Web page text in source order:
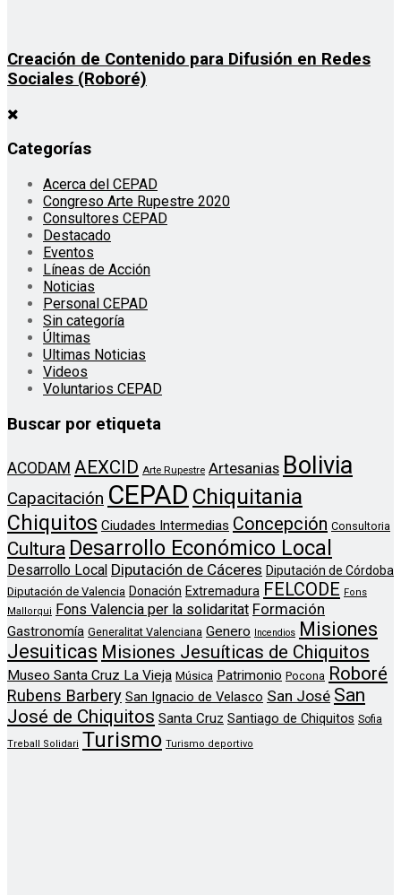
Creación de Contenido para Difusión en Redes
Sociales (Roboré)
Categorías
Acerca del CEPAD
Congreso Arte Rupestre 2020
Consultores CEPAD
Destacado
Eventos
Líneas de Acción
Noticias
Personal CEPAD
Sin categoría
Últimas
Ultimas Noticias
Videos
Voluntarios CEPAD
Buscar por etiqueta
ACODAM AEXCID Arte Rupestre Artesanias Bolivia
Capacitación CEPAD Chiquitania
Chiquitos Ciudades Intermedias Concepción Consultoria
Cultura Desarrollo Económico Local
Desarrollo Local Diputación de Cáceres Diputación de Córdoba
Diputación de Valencia Donación Extremadura FELCODE Fons
Mallorqui Fons Valencia per la solidaritat Formación
Gastronomía Generalitat Valenciana Genero Incendios Misiones
Jesuiticas Misiones Jesuíticas de Chiquitos
Museo Santa Cruz La Vieja Música Patrimonio Pocona Roboré
Rubens Barbery San Ignacio de Velasco San José San
José de Chiquitos Santa Cruz Santiago de Chiquitos Sofia
Treball Solidari Turismo Turismo deportivo